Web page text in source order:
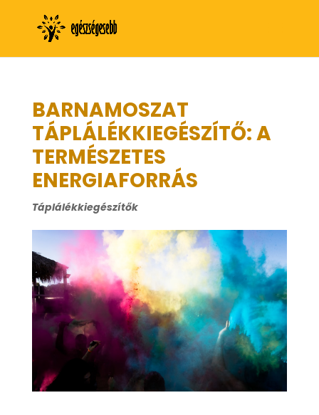
BARNAMOSZAT
TÁPLÁLÉKKIEGÉSZÍTŐ: A
TERMÉSZETES
ENERGIAFORRÁS
Táplálékkiegészítők